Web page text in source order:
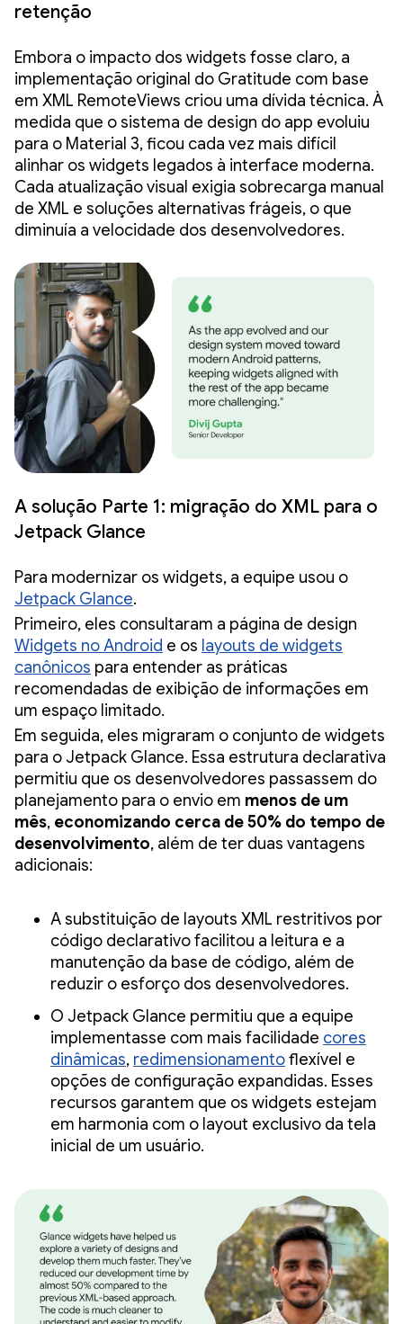
retenção
Embora o impacto dos widgets fosse claro, a
implementação original do Gratitude com base
em XML RemoteViews criou uma dívida técnica. À
medida que o sistema de design do app evoluiu
para o Material 3, ficou cada vez mais difícil
alinhar os widgets legados à interface moderna.
Cada atualização visual exigia sobrecarga manual
de XML e soluções alternativas frágeis, o que
diminuía a velocidade dos desenvolvedores.
A solução Parte 1: migração do XML para o
Jetpack Glance
Para modernizar os widgets, a equipe usou o
Jetpack Glance.
Primeiro, eles consultaram a página de design
Widgets no Android e os layouts de widgets
canônicos para entender as práticas
recomendadas de exibição de informações em
um espaço limitado.
Em seguida, eles migraram o conjunto de widgets
para o Jetpack Glance. Essa estrutura declarativa
permitiu que os desenvolvedores passassem do
planejamento para o envio em menos de um
mês, economizando cerca de 50% do tempo de
desenvolvimento, além de ter duas vantagens
adicionais:
A substituição de layouts XML restritivos por
código declarativo facilitou a leitura e a
manutenção da base de código, além de
reduzir o esforço dos desenvolvedores.
O Jetpack Glance permitiu que a equipe
implementasse com mais facilidade cores
dinâmicas, redimensionamentoflexível e
opções de configuração expandidas. Esses
recursos garantem que os widgets estejam
em harmonia com o layout exclusivo da tela
inicial de um usuário.